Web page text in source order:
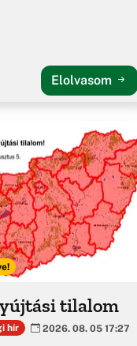
Elolvasom
tilalom
hír 2026. 08. 05 17:27